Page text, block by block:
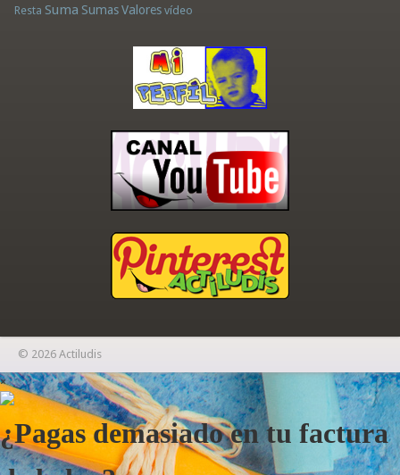
Resta Suma Sumas Valores vídeo
© 2026 Actiludis
×
¿Pagas demasiado en tu factura